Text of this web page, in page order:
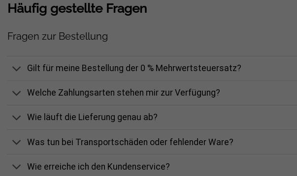
Häufig gestellte Fragen
Fragen zur Bestellung
Gilt für meine Bestellung der 0 % Mehrwertsteuersatz?
Welche Zahlungsarten stehen mir zur Verfügung?
Wie läuft die Lieferung genau ab?
Was tun bei Transportschäden oder fehlender Ware?
Wie erreiche ich den Kundenservice?